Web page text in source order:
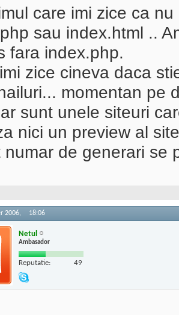
care imi zice ca
sau index.html ..
fara index.php.
zice cineva daca
momentan pe
sunt unele siteuri
nici un preview al
numar de generari se
2006, 18:06
Netul
Ambasador
Reputatie: 49